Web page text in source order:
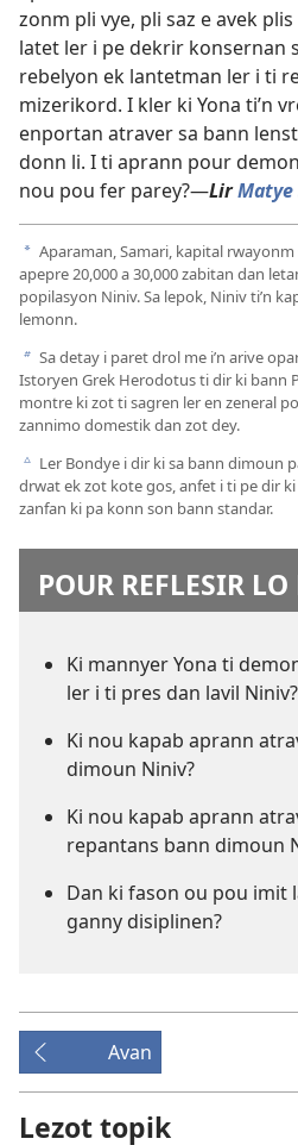
zonm pli vye, pli saz e avek
latet ler i pe dekrir konsernan
rebelyon ek lantetman ler i ti
mizerikord. I kler ki Yona ti’n
enportan atraver sa bann
donn li. I ti aprann pour
nou pou fer parey?​—LirMatye
a Aparaman, Samari, kapital
apepre 20,000 a 30,000 zabitan dan
popilasyon Niniv. Sa lepok, Niniv ti’n
lemonn.
b Sa detay i paret drol me i’n arive
Istoryen Grek Herodotus ti dir ki bann
montre ki zot ti sagren ler en zeneral
zannimo domestik dan zot dey.
c Ler Bondye i dir ki sa bann dimoun
drwat ek zot kote gos, anfet i ti pe dir
zanfan ki pa konn son bann standar.
POUR REFLESIR
Ki mannyer Yona ti
ler i ti pres dan lavil Niniv?
Ki nou kapab aprann
dimoun Niniv?
Ki nou kapab aprann
repantans bann dimoun
Dan ki fason ou pou imit
ganny disiplinen?
Avan
Lezot topik